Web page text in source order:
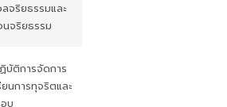
จริยธรรมและ
นจริยธรรม
บัติการจัดการ
นการทุจริตและ
บ